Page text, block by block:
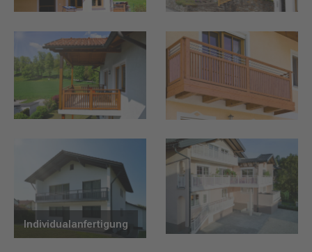
Individualanfertigung